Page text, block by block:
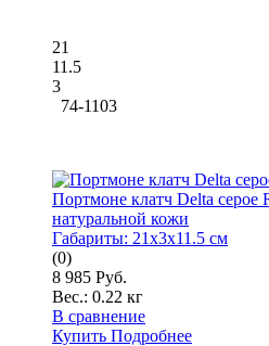
21
11.5
3
74-1103
Портмоне клатч Delta серое
натуральной кожи
Габариты: 21x3x11.5 см
(0)
8 985 Руб.
Вес.: 0.22 кг
В сравнение
Купить Подробнее